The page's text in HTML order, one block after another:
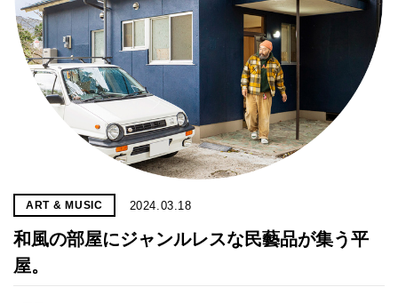
ART & MUSIC 2024.03.18
和風の部屋にジャンルレスな民藝品が集う平
屋。